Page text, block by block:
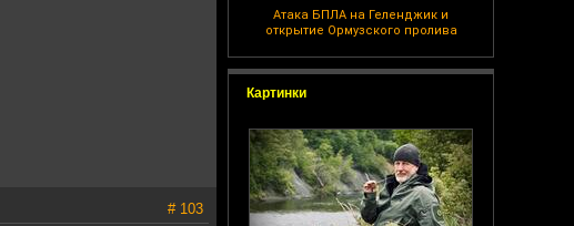
Атака БПЛА на Геленджик и
открытие Ормузского пролива
Картинки
# 103